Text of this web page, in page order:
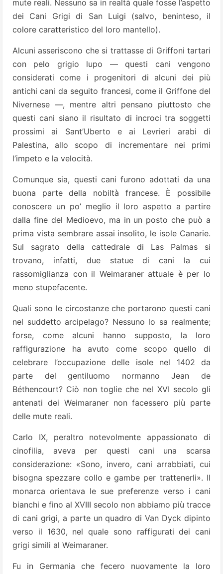
mute reali. Nessuno sa in realtà quale fosse l’aspetto
dei Cani Grigi di San Luigi (salvo, beninteso, il
colore caratteristico del loro mantello).
Alcuni asseriscono che si trattasse di Griffoni tartari
con pelo grigio lupo — questi cani vengono
considerati come i progenitori di alcuni dei più
antichi cani da seguito francesi, come il Griffone del
Nivernese —, mentre altri pensano piuttosto che
questi cani siano il risultato di incroci tra soggetti
prossimi ai Sant’Uberto e ai Levrieri arabi di
Palestina, allo scopo di incrementare nei primi
l’impeto e la velocità.
Comunque sia, questi cani furono adottati da una
buona parte della nobiltà francese. È possibile
conoscere un po’ meglio il loro aspetto a partire
dalla fine del Medioevo, ma in un posto che può a
prima vista sembrare assai insolito, le isole Canarie.
Sul sagrato della cattedrale di Las Palmas si
trovano, infatti, due statue di cani la cui
rassomiglianza con il Weimaraner attuale è per lo
meno stupefacente.
Quali sono le circostanze che portarono questi cani
nel suddetto arcipelago? Nessuno lo sa realmente;
forse, come alcuni hanno supposto, la loro
raffigurazione ha avuto come scopo quello di
celebrare l’occupazione delle isole nel 1402 da
parte del gentiluomo normanno Jean de
Béthencourt? Ciò non toglie che nel XVI secolo gli
antenati dei Weimaraner non facessero più parte
delle mute reali.
Carlo IX, peraltro notevolmente appassionato di
cinofilia, aveva per questi cani una scarsa
considerazione: «Sono, invero, cani arrabbiati, cui
bisogna spezzare collo e gambe per trattenerli». Il
monarca orientava le sue preferenze verso i cani
bianchi e fino al XVIII secolo non abbiamo più tracce
di cani grigi, a parte un quadro di Van Dyck dipinto
verso il 1630, nel quale sono raffigurati dei cani
grigi simili al Weimaraner.
Fu in Germania che fecero nuovamente la loro